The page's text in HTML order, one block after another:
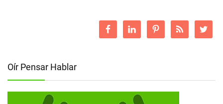
Oír Pensar Hablar